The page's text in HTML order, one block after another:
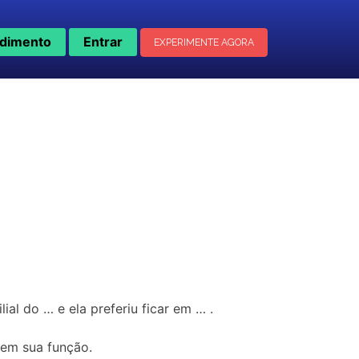
Entrar EXPERIMENTE AGORA
do … e ela preferiu ficar em … .
sua função.